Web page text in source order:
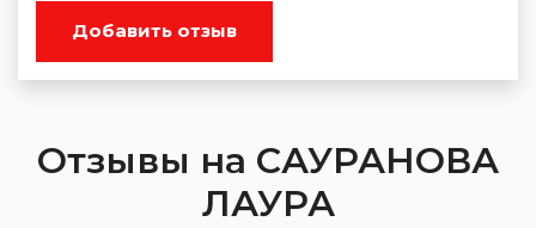
Добавить отзыв
Отзывы на САУРАНОВА
ЛАУРА